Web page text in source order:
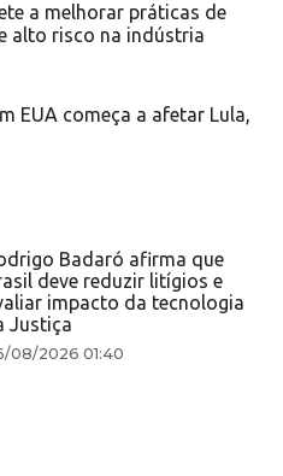
a melhorar práticas de
alto risco na indústria
EUA começa a afetar Lula,
Badaró afirma que
deve reduzir litígios e
impacto da tecnologia
Justiça
08/2026 01:40